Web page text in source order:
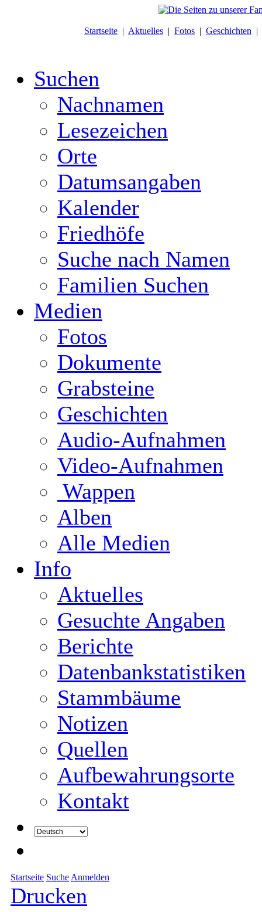
Startseite | Aktuelles | Fotos | Geschichten |
Suchen
Nachnamen
Lesezeichen
Orte
Datumsangaben
Kalender
Friedhöfe
Suche nach Namen
Familien Suchen
Medien
Fotos
Dokumente
Grabsteine
Geschichten
Audio-Aufnahmen
Video-Aufnahmen
Wappen
Alben
Alle Medien
Info
Aktuelles
Gesuchte Angaben
Berichte
Datenbankstatistiken
Stammbäume
Notizen
Quellen
Aufbewahrungsorte
Kontakt
Startseite Suche Anmelden
Drucken